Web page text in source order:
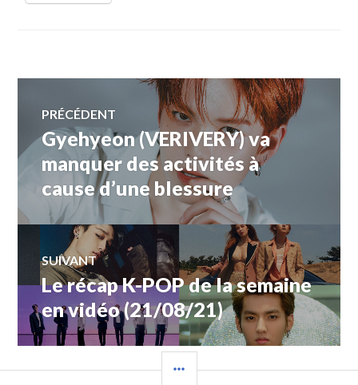
Navigation
de
l’article
PRÉCÉDENT
Article
précédent :
Gyehyeon (VERIVERY) va
manquer des activités à
cause d’une blessure
SUIVANT
Article
Suivant:
Le récap K-POP de la semaine
en vidéo (21/08/21)